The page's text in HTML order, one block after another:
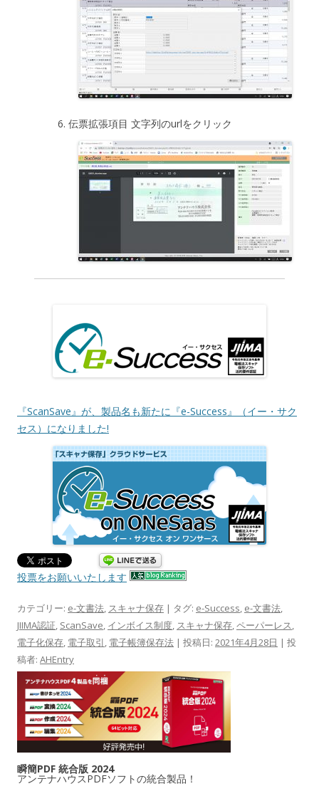
伝票拡張項目 文字列のurlをクリック
『ScanSave』が、製品名も新たに『e-Success』（イー・サク
セス）になりました!
投票をお願いいたします
カテゴリー: e-文書法 スキャナ保存 | タグ: e-Success e-文書法
JIIMA認証 ScanSave インボイス制度 スキャナ保存 ペーパーレス
電子化保存 電子取引 電子帳簿保存法 | 投稿日: 2021年4月28日 | 投
稿者: AHEntry
瞬簡PDF 統合版 2024
アンテナハウスPDFソフトの統合製品！